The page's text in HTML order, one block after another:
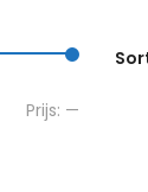
Prijs: —